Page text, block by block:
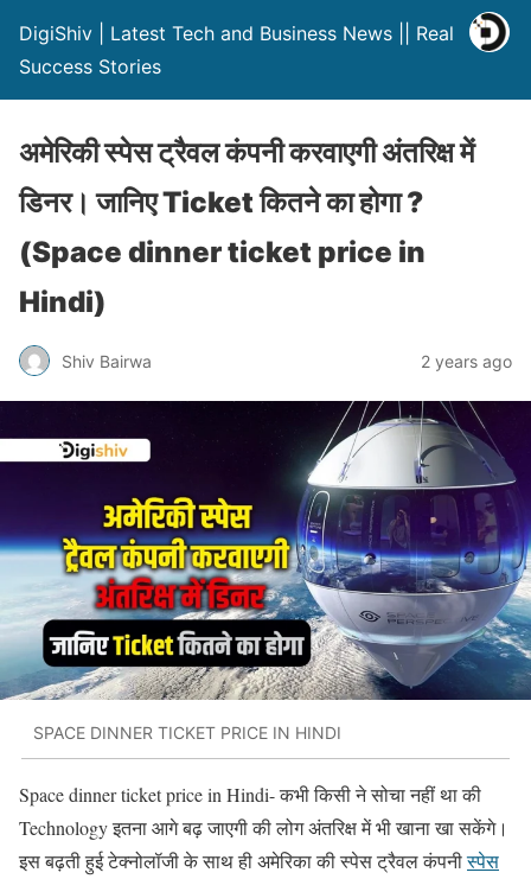
DigiShiv | Latest Tech and Business News || Real
Success Stories
अमेरिकी स्पेस ट्रैवल कंपनी करवाएगी अंतरिक्ष में
डिनर। जानिए Ticket कितने का होगा ?
(Space dinner ticket price in
Hindi)
Shiv Bairwa 2 years ago
SPACE DINNER TICKET PRICE IN HINDI
Space dinner ticket price in Hindi- कभी किसी ने सोचा नहीं था की
Technology इतना आगे बढ़ जाएगी की लोग अंतरिक्ष में भी खाना खा सकेंगे।
इस बढ़ती हुई टेक्नोलॉजी के साथ ही अमेरिका की स्पेस ट्रैवल कंपनीस्पेस